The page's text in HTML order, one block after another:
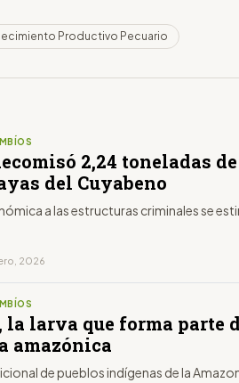
Productivo Pecuario
2,24 toneladas de
del Cuyabeno
a las estructuras criminales se
2026
la larva que forma parte
amazónica
de pueblos indígenas de la